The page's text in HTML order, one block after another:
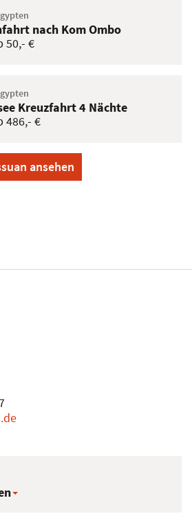
nach Kom Ombo
50,- €
Kreuzfahrt 4 Nächte
486,- €
ansehen